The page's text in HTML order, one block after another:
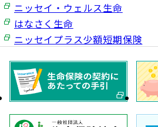
ニッセイ・ウェルス生命
はなさく生命
ニッセイプラス少額短期保険